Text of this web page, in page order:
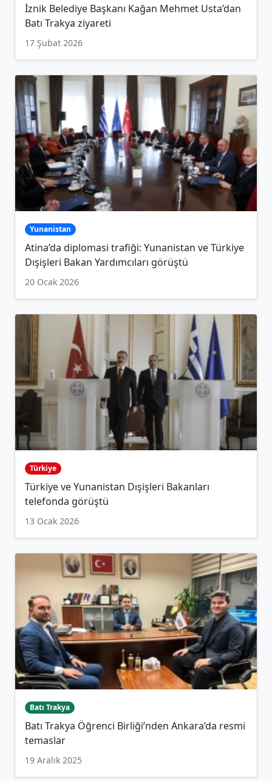
İznik Belediye Başkanı Kağan Mehmet Usta’dan
Batı Trakya ziyareti
17 Şubat 2026
Yunanistan
Atina’da diplomasi trafiği: Yunanistan ve Türkiye
Dışişleri Bakan Yardımcıları görüştü
20 Ocak 2026
Türkiye
Türkiye ve Yunanistan Dışişleri Bakanları
telefonda görüştü
13 Ocak 2026
Batı Trakya
Batı Trakya Öğrenci Birliği’nden Ankara’da resmi
temaslar
19 Aralık 2025